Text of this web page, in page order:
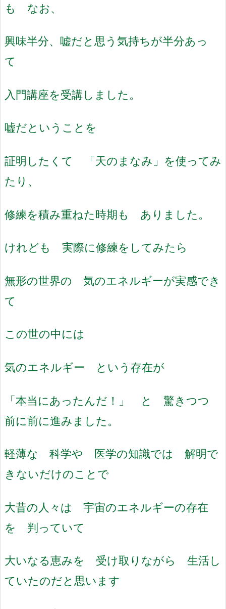
も なお、
興味半分、嘘だと思う気持ちが半分あっ
て
入門講座を受講しました。
嘘だということを
証明したくて 「天のまなみ」を使ってみ
たり、
修練を積み重ねた時期も ありました。
けれども 実際に修練をしてみたら
無形の世界の 気のエネルギーが実感でき
て
この世の中には
気のエネルギー という存在が
「本当にあったんだ！」 と 驚きつつ
前に前に進みました。
軽薄な 科学や 医学の知識では 解明で
きないだけのことで
大昔の人々は 宇宙のエネルギーの存在
を 判っていて
大いなる恵みを 受け取りながら 生活し
ていたのだと思います